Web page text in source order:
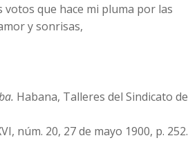
que hace mi pluma por las
y sonrisas,
Habana, Talleres del Sindicato de
núm. 20, 27 de mayo 1900, p. 252.